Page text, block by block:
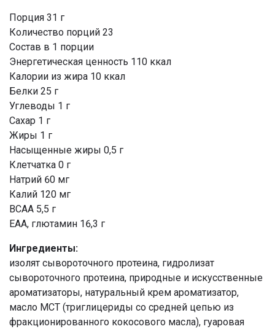
Порция 31 г
Количество порций 23
Состав в 1 порции
Энергетическая ценность 110 ккал
Калории из жира 10 ккал
Белки 25 г
Углеводы 1 г
Сахар 1 г
Жиры 1 г
Насыщенные жиры 0,5 г
Клетчатка 0 г
Натрий 60 мг
Калий 120 мг
BCAA 5,5 г
EAA, глютамин 16,3 г
Ингредиенты:
изолят сывороточного протеина, гидролизат
сывороточного протеина, природные и искусственные
ароматизаторы, натуральный крем ароматизатор,
масло МСТ (триглицериды со средней цепью из
фракционированного кокосового масла), гуаровая